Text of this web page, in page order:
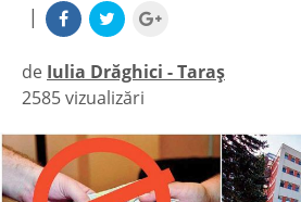
|
de Iulia Drăghici - Taraș
|
2585 vizualizări